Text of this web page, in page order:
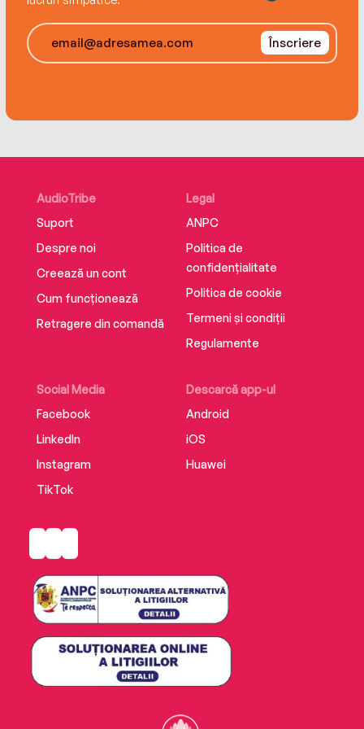
Înscriere
AudioTribe
Suport
Despre noi
Creează un cont
Cum funcționează
Retragere din comandă
Social Media
Facebook
LinkedIn
Instagram
TikTok
Descarcă app-ul
Android
iOS
Huawei
Legal
ANPC
Politica de
confidențialitate
Politica de cookie
Termeni și condiții
Regulamente